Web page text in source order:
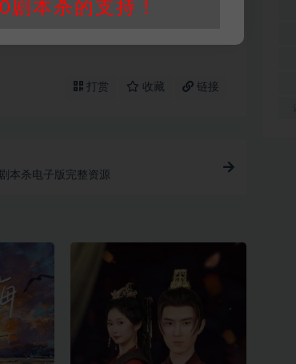
打赏 收藏 链接
本杀电子版完整资源
剧本杀的支持！